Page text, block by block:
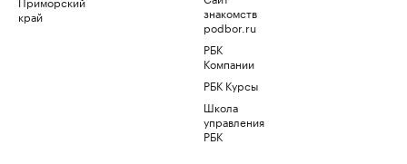
край
знакомств
podbor.ru
РБК
Компании
РБК Курсы
Школа
управления
РБК